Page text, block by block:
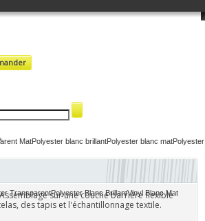
MatPolyester blanc brillantPolyester blanc matPolyester
TransparentPolyester Blanc BrillantVinyl Blanc Mat
sur une couche barrière flexible
des tapis et l'échantillonnage textile.